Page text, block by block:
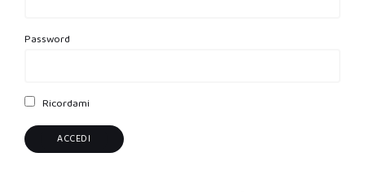
Password
Ricordami